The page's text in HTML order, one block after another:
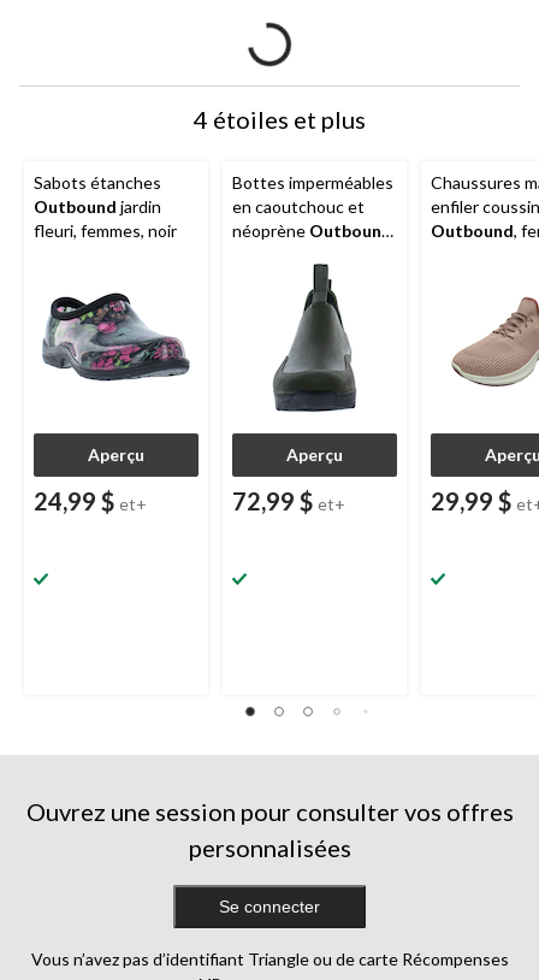
4 étoiles et plus
Sabots étanches
Outbound jardin
fleuri, femmes, noir
Aperçu
24,99 $ et+
Bottes imperméables
en caoutchouc et
néoprène Outbound,
Aperçu
72,99 $ et+
Chaussures
enfiler
Outbound,
29,99 $
Ouvrez une session pour consulter vos offres
personnalisées
Se connecter
Vous n’avez pas d’identifiant Triangle ou de carte Récompenses